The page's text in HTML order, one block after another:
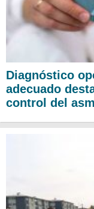
Diagnóstico
adecuado
control del